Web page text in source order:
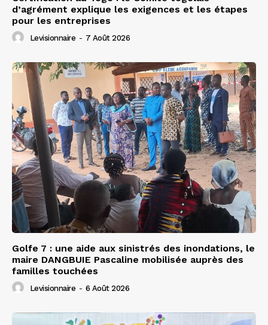
d’agrément explique les exigences et les étapes
pour les entreprises
Levisionnaire - 7 Août 2026
Golfe 7 : une aide aux sinistrés des inondations, le
maire DANGBUIE Pascaline mobilisée auprès des
familles touchées
Levisionnaire - 6 Août 2026